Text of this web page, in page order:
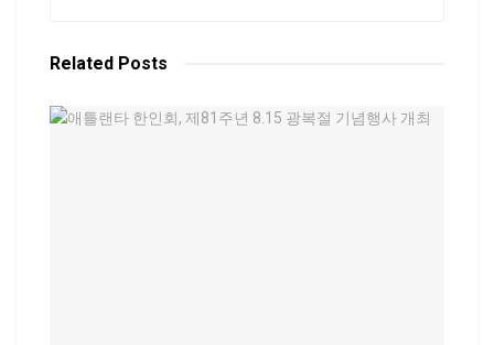
Related Posts